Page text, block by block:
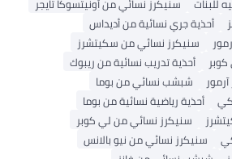
للبنات
سنيكرز نسائي من أونيتسوكا تايجر
أحذية جري نسائية من أديداس
سنيكرز نسائي من سكيتشرز
أحذية تدريب نسائية من ريبوك
شبشب نسائي من بوما
أحذية رياضية نسائية من بوما
سنيكرز نسائي من لي كوبر
سنيكرز نسائي من نيو بالانس